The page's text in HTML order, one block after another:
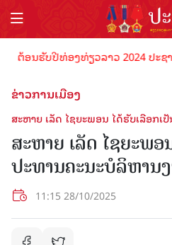
ນຮັບປີທ່ອງທ່ຽວລາວ 2024 ປະຊາຊົ
ຂ່າວການເມືອງ
ສະຫາຍ ເລັດ ໄຊຍະພອນ ໄດ້ຮັບເລືອກ
ສະຫາຍ ເລັດ ໄຊຍະພອ
ປະທານຄະນະບໍລິຫານ
11:15 28/10/2025